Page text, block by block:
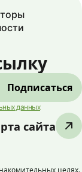
сайта
данных